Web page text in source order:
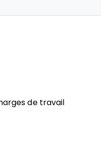
de travail